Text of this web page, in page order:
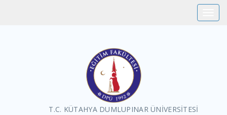
T.C. KÜTAHYA DUMLUPINAR ÜNİVERSİTESİ